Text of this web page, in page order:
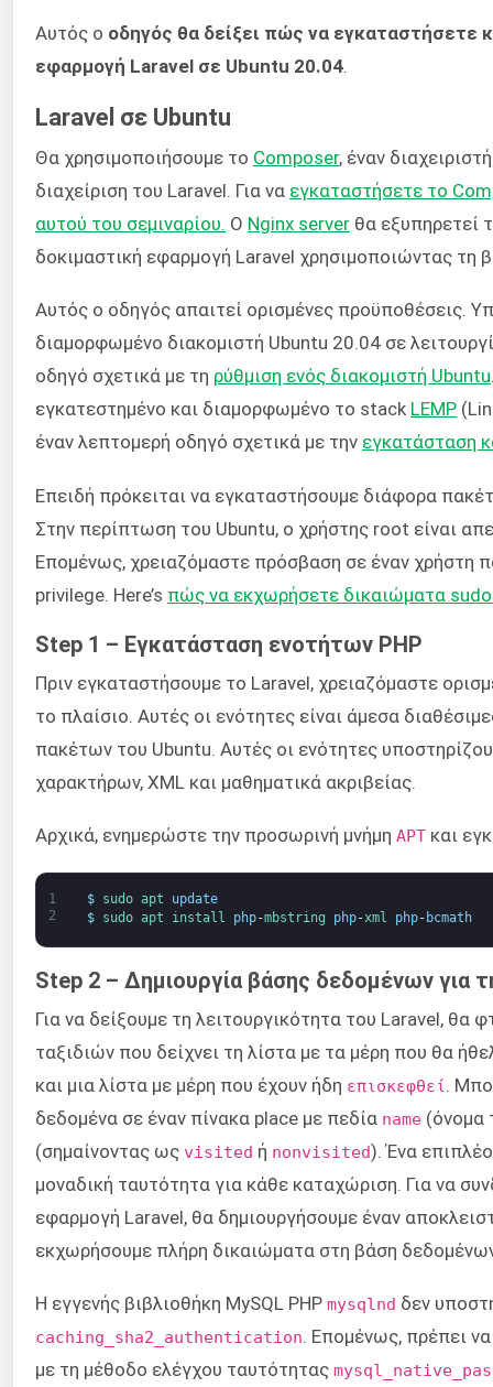
Αυτός ο οδηγός θα δείξει πώς να εγκαταστήσετε
εφαρμογή Laravel σε Ubuntu 20.04.
Laravel σε Ubuntu
Θα χρησιμοποιήσουμε το Composer, έναν
διαχείριση του Laravel. Για να εγκαταστήσετε το
αυτού του σεμιναρίου. Ο Nginx server θα εξυπηρετεί
δοκιμαστική εφαρμογή Laravel χρησιμοποιώντας τη
Αυτός ο οδηγός απαιτεί ορισμένες προϋποθέσεις.
διαμορφωμένο διακομιστή Ubuntu 20.04 σε
οδηγό σχετικά με τη ρύθμιση ενός διακομιστή Ubuntu
εγκατεστημένο και διαμορφωμένο το stack LEMP
έναν λεπτομερή οδηγό σχετικά με την εγκατάσταση
Επειδή πρόκειται να εγκαταστήσουμε διάφορα
Στην περίπτωση του Ubuntu, ο χρήστης root είναι
Επομένως, χρειαζόμαστε πρόσβαση σε έναν χρήστη
privilege. Here’s πώς να εκχωρήσετε δικαιώματα
Step 1 – Εγκατάσταση ενοτήτων PHP
Πριν εγκαταστήσουμε το Laravel, χρειαζόμαστε
το πλαίσιο. Αυτές οι ενότητες είναι άμεσα
πακέτων του Ubuntu. Αυτές οι ενότητες
χαρακτήρων, XML και μαθηματικά ακριβείας.
Αρχικά, ενημερώστε την προσωρινή μνήμη APT και
1
2
$ sudo apt
update
$
sudo apt install php-mbstring php-xml php- bcmath
Step 2 – Δημιουργία βάσης δεδομένων για
Για να δείξουμε τη λειτουργικότητα του Laravel, θα
ταξιδιών που δείχνει τη λίστα με τα μέρη που θα
και μια λίστα με μέρη που έχουν ήδη επισκεφθεί.
δεδομένα σε έναν πίνακα place με πεδία name (όνομα
(σημαίνοντας ως visited ή nonvisited). Ένα
μοναδική ταυτότητα για κάθε καταχώριση. Για να
εφαρμογή Laravel, θα δημιουργήσουμε έναν
εκχωρήσουμε πλήρη δικαιώματα στη βάση
Η εγγενής βιβλιοθήκη MySQL PHP mysqlnd δεν
caching_sha2_authentication. Επομένως, πρέπει
με τη μέθοδο ελέγχου ταυτότητας